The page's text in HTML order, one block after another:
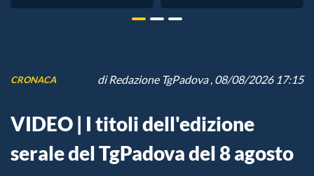
CRONACA diRedazione TgPadova, 08/08/2026 17:15
VIDEO | I titoli dell'edizione
serale del TgPadova del 8 agosto